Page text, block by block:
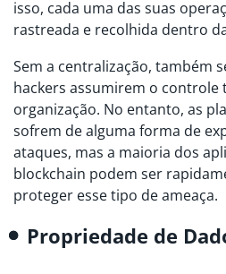
isso, cada uma das suas
rastreada e recolhida dentro
Sem a centralização, também
hackers assumirem o controle
organização. No entanto, as
sofrem de alguma forma de
ataques, mas a maioria dos
blockchain podem ser
proteger esse tipo de ameaça.
Propriedade de